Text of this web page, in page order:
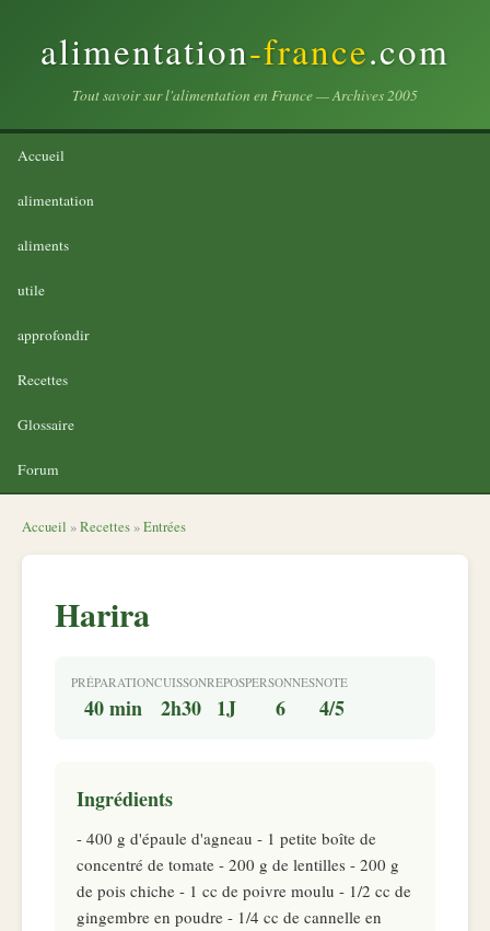
alimentation-france.com
Tout savoir sur l'alimentation en France — Archives 2005
Accueil
alimentation
aliments
utile
approfondir
Recettes
Glossaire
Forum
Accueil »Recettes »Entrées
Harira
PRÉPARATION
40 min
CUISSON
2h30
REPOS
1J
PERSONNES
6
NOTE
4/5
Ingrédients
- 400 g d'épaule d'agneau - 1 petite boîte de
concentré de tomate - 200 g de lentilles - 200 g
de pois chiche - 1 cc de poivre moulu - 1/2 cc de
gingembre en poudre - 1/4 cc de cannelle en